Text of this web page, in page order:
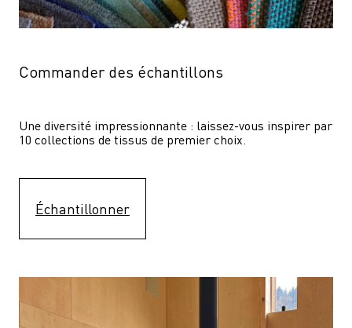
Commander des échantillons
Une diversité impressionnante : laissez-vous inspirer par
10 collections de tissus de premier choix.
Échantillonner